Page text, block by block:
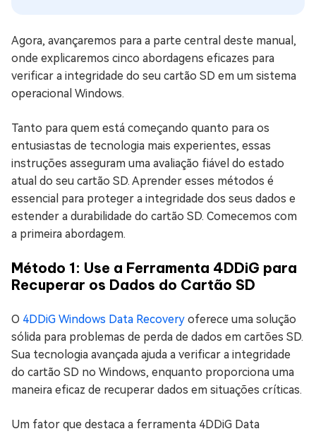
Agora, avançaremos para a parte central deste manual,
onde explicaremos cinco abordagens eficazes para
verificar a integridade do seu cartão SD em um sistema
operacional Windows.
Tanto para quem está começando quanto para os
entusiastas de tecnologia mais experientes, essas
instruções asseguram uma avaliação fiável do estado
atual do seu cartão SD. Aprender esses métodos é
essencial para proteger a integridade dos seus dados e
estender a durabilidade do cartão SD. Comecemos com
a primeira abordagem.
Método 1: Use a Ferramenta 4DDiG para
Recuperar os Dados do Cartão SD
O 4DDiG Windows Data Recovery oferece uma solução
sólida para problemas de perda de dados em cartões SD.
Sua tecnologia avançada ajuda a verificar a integridade
do cartão SD no Windows, enquanto proporciona uma
maneira eficaz de recuperar dados em situações críticas.
Um fator que destaca a ferramenta 4DDiG Data